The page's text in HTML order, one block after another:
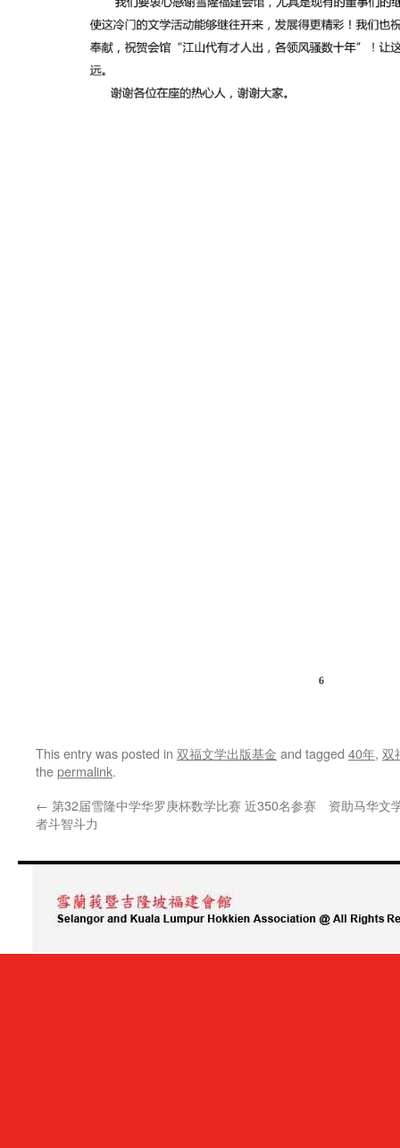
This entry was posted in 双福文学出版基金 and tagged 40年, 双
thepermalink.
← 第32届雪隆中学华罗庚杯数学比赛 近350名参赛
者斗智斗力
资助马华文